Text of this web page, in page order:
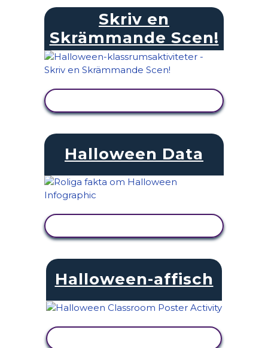
Skriv en
Skrämmande Scen!
Halloween Data
Halloween-affisch